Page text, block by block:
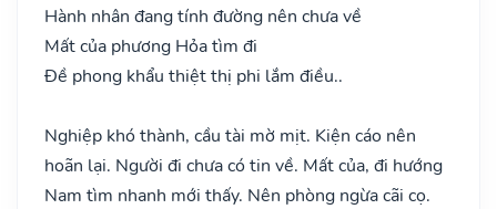
Hành nhân đang tính đường nên chưa về
Mất của phương Hỏa tìm đi
Đề phong khẩu thiệt thị phi lắm điều..
Nghiệp khó thành, cầu tài mờ mịt. Kiện cáo nên
hoãn lại. Người đi chưa có tin về. Mất của, đi hướng
Nam tìm nhanh mới thấy. Nên phòng ngừa cãi cọ.